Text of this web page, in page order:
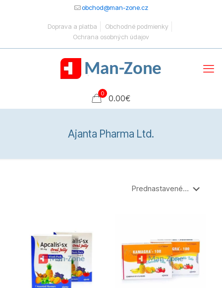
obchod@man-zone.cz
Doprava a platba
Obchodné podmienky
Ochrana osobných údajov
0 0.00€
Ajanta Pharma Ltd.